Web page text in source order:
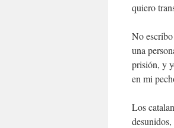
quiero
No
una
prisión, y
en mi
Los